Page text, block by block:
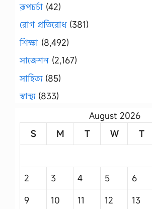
রূপচর্চা (42)
রোগ প্রতিরোধ(381)
শিক্ষা (8,492)
সাজেশন (2,167)
সাহিত্য(85)
স্বাস্থ্য(833)
August 2026
S
M T W T
2
3 4 5 6
9
10 11 12 13